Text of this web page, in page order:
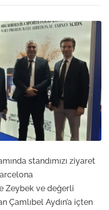
standımızı ziyaret
Zeybek ve değerli
Çamlıbel Aydın’a içten